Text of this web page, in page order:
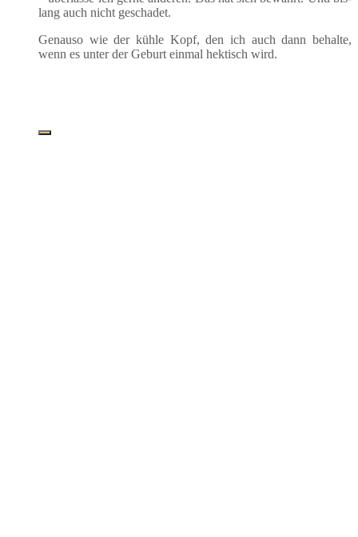
lang auch nicht geschadet.
Genau­so wie der küh­le Kopf, den ich auch dann behal­te,
wenn es unter der Geburt ein­mal hek­tisch wird.